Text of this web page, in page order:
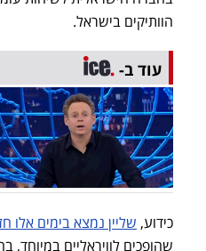
הוותיקים בישראל.
עוד ב-
כידוע, שליין נמצא בימים אלו
שהופכים לוויראליים